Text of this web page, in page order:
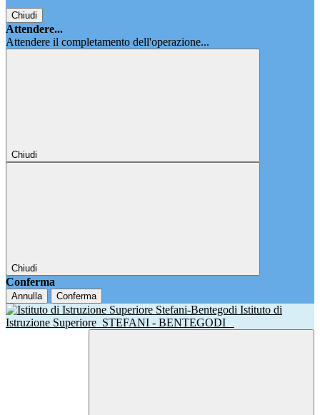
Chiudi
Attendere...
Attendere il completamento dell'operazione...
Chiudi
Chiudi
Conferma
Annulla Conferma
Istituto di
Istruzione Superiore STEFANI - BENTEGODI